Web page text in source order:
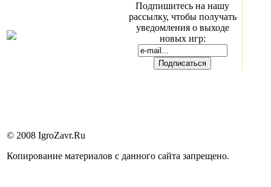
Подпишитесь на нашу
рассылку, чтобы получать
уведомления о выходе
новых игр:
© 2008 IgroZavr.Ru
Копирование материалов с данного сайта запрещено.